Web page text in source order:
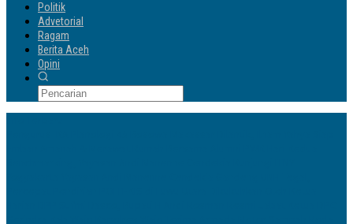
Politik
Advetorial
Ragam
Berita Aceh
Opini